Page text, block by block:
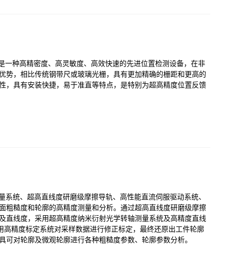
一种高精密度、高灵敏度、高效快速的先进位置检测设备，在非
势，相比传统钢带尺或玻璃光栅，具有更加精确的栅距和更高的
，具有安装快捷，易于准直等特点，是特别为超高精度位置反馈
系统、超高直线度研磨级摩擦导轨、高性能直流伺服驱动系统、
粗糙度和轮廓的高精度测量和分析。通过超高直线度研磨级摩擦
直线度，采用超高精度纳米衍射光学转轴测量系统及高精度直线
精度标定系统对采样数据进行修正标定，最终还原出工件轮廓
对轮廓及微观轮廓进行各种粗糙度参数、轮廓参数分析。